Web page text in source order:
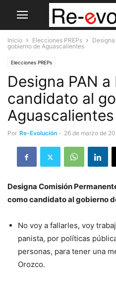
Inicio Elecciones PREPs
gobierno de Aguascalientes
Elecciones PREPs
Designa PAN
candidato al
Aguascalientes
Por Re-Evolución - 26 de marzo de
Designa Comisión
como candidato al gobierno
No voy a fallarles, voy
panista, por políticas
personas, para tener una
Orozco.